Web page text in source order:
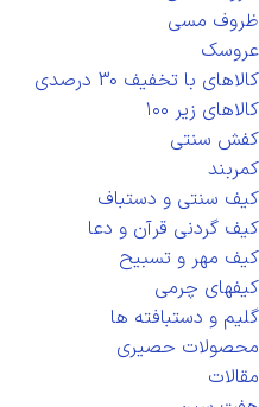
ظروف مسی
عروسک
کالاهای با تخفیف 30 درصدی
کالاهای زیر ۱۰۰
کفش سنتی
کمربند
کیف سنتی و دستباف
کیف گردنی قرآن و دعا
کیف مهر و تسبیح
کیفهای چرمی
گلیم و دستبافته ها
محصولات حصیری
مقالات